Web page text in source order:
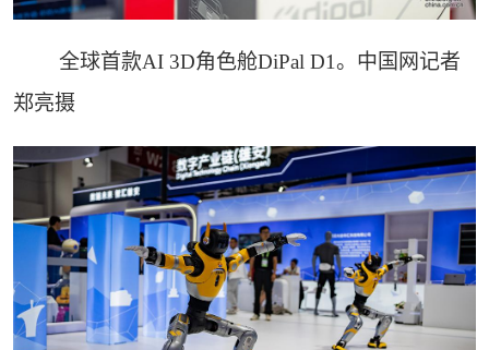
全球首款AI 3D角色舱DiPal D1。中国网记者
郑亮摄